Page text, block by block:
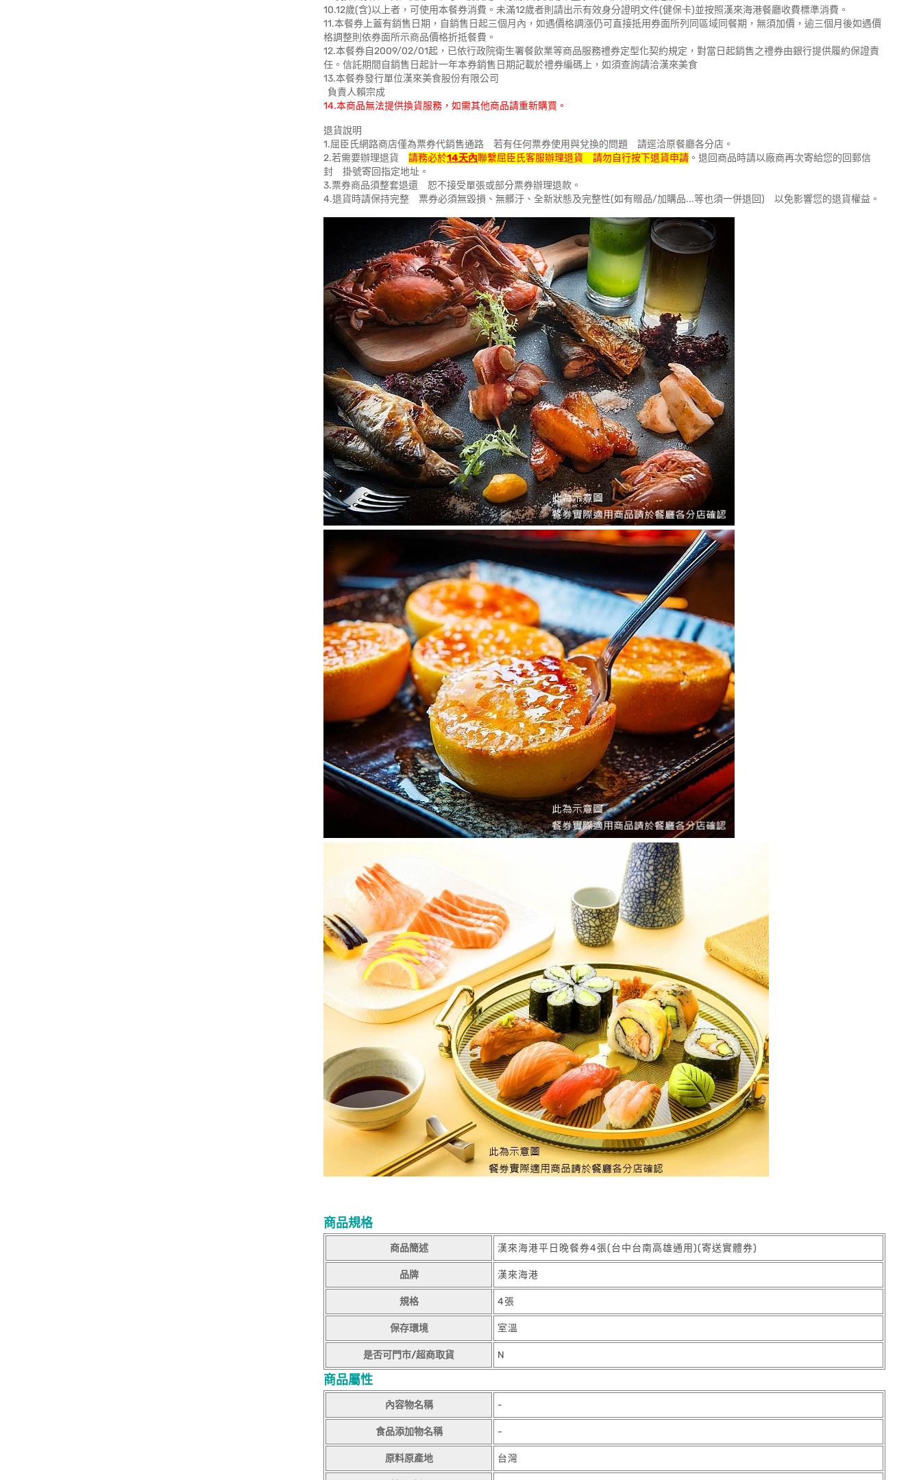
10.12歲(含)以上者，可使用本餐券消費。未滿12歲者則請出示有效身分證明文件(健保卡)並按照漢來海港餐廳收費標準消費。
11.本餐券上蓋有銷售日期，自銷售日起三個月內，如遇價格調漲仍可直接抵用券面所列同區域同餐期，無須加價，逾三個月後如遇價
格調整則依券面所示商品價格折抵餐費。
12.本餐券自2009/02/01起，已依行政院衛生署餐飲業等商品服務禮券定型化契約規定，對當日起銷售之禮券由銀行提供履約保證責
任。信託期間自銷售日起計一年本券銷售日期記載於禮券編碼上，如須查詢請洽漢來美食
13.本餐券發行單位漢來美食股份有限公司
負責人賴宗成
14.本商品無法提供換貨服務，如需其他商品請重新購買。
退貨說明
1.屈臣氏網路商店僅為票券代銷售通路 若有任何票券使用與兌換的問題 請逕洽原餐廳各分店。
2.若需要辦理退貨
請務必於14天內聯繫屈臣氏客服辦理退貨 請勿自行按下退貨申請 。退回商品時請以廠商再次寄給您的回郵信
封 掛號寄回指定地址。
3.票券商品須整套退還 恕不接受單張或部分票券辦理退款。
4.退貨時請保持完整 票券必須無毀損、無髒汙、全新狀態及完整性(如有贈品/加購品...等也須一併退回) 以免影響您的退貨權益。
商品規格
商品簡述 漢來海港平日晚餐券4張(台中台南高雄通用)(寄送實體券)
品牌 漢來海港
規格 4張
保存環境 室溫
是否可門市/超商取貨 N
商品屬性
內容物名稱 -
食品添加物名稱 -
原料原產地 台灣